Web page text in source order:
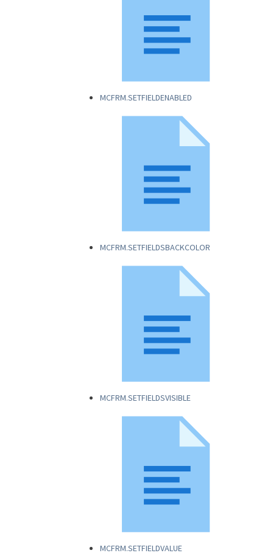
MCFRM.SETFIELDENABLED
MCFRM.SETFIELDSBACKCOLOR
MCFRM.SETFIELDSVISIBLE
MCFRM.SETFIELDVALUE